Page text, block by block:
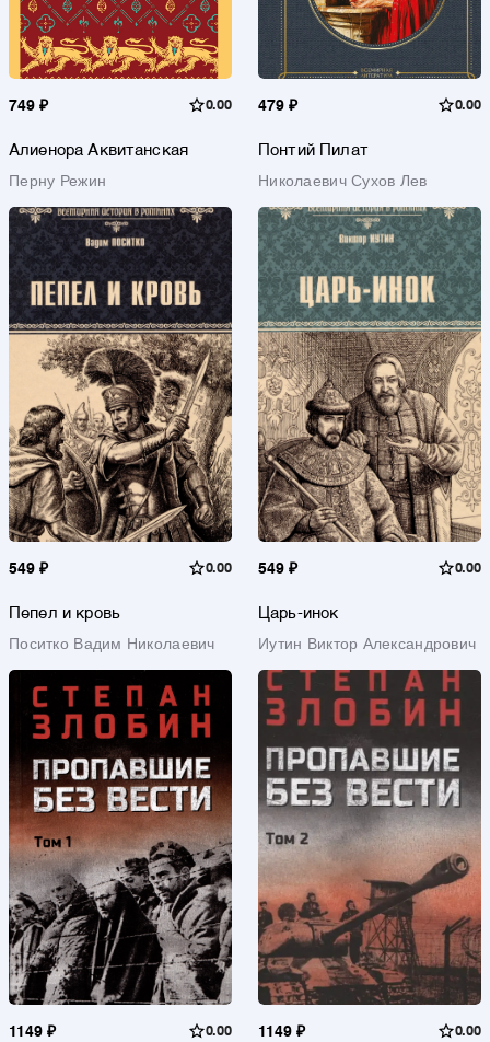
749 ₽ 0.00
Алиенора Аквитанская
Перну Режин
479 ₽ 0.00
Понтий Пилат
Николаевич Сухов Лев
549 ₽ 0.00
Пепел и кровь
Поситко Вадим Николаевич
549 ₽ 0.00
Царь-инок
Иутин Виктор Александрович
1149 ₽ 0.00 1149 ₽ 0.00